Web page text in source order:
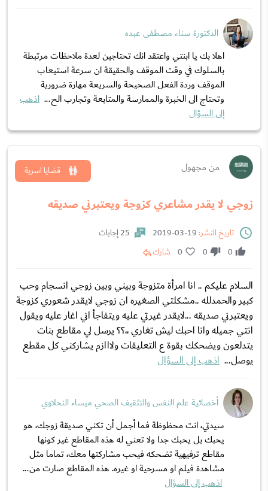
الدكتورة سناء مصطفى عبده
اهلا بك يا ابنتي واعتقد انك تحتاجين لعدة ملاحظات مرتبطة
بالسلوك في وقت الموقف والحقيقة ان سرعة استيعاب
الموقف وردة الفعل الصحيحة والسريعة مهارة ضرورية
وتحتاج الى الخبرة والممارسة والمتابعة وتجارب الح... اذهب
إلى السؤال
من مجهول
زوجي لا يقدر مشاعري كزوجة ويعتبرني صديقه
قضايا اسرية
تاريخ النشر:
25 إجابات
0
0
0 شارك
السلام عليكم .. انا امرأة متزوجة وبيني وبين زوجي انسجام وحب
كبير والحمدلله ..مشكلتي الصغيره ان زوجي لايقدر شعوري كزوجة
ويعتبرني صديقه ...لايقدر غيرتي عليه ويتفاجأ اني اغار عليه ويقول
انتي جميله وانا احبك ليش تغاري ،،؟؟ يرسل لي مقاطع بنات
يتدلعون ويضحكك بقوة ع التعليقات ولااازم يشاركني كل مقطع
يوصل... اذهب إلى السؤال
أخصائية علم النفس والتثقيف الصحي ميساء النحلاوي
سيدتي، انت محظوظة فما أجمل أن تكني صديقة زوجك، هو
يحبك بل يحبك جدا ولا تعني له هذه المقاطع غير كونها
مقاطع ترفيهية تضحكه فيحب مشاركتها معك، تماما مثل
مشاهدة فيلم او مسرحية او غيره. هذه المقاطع صارت من...
اذهب إلى السؤال